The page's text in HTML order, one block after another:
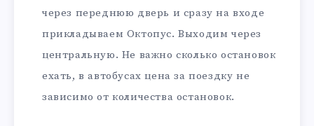
через переднюю дверь и сразу на входе
прикладываем Октопус. Выходим через
центральную. Не важно сколько остановок
ехать, в автобусах цена за поездку не
зависимо от количества остановок.